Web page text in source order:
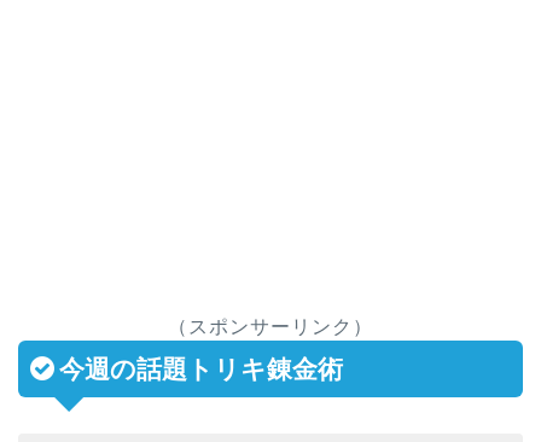
（スポンサーリンク）
今週の話題トリキ錬金術